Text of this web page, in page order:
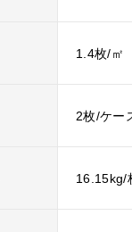
1.4枚/㎡
2枚/ケー
16.15kg/